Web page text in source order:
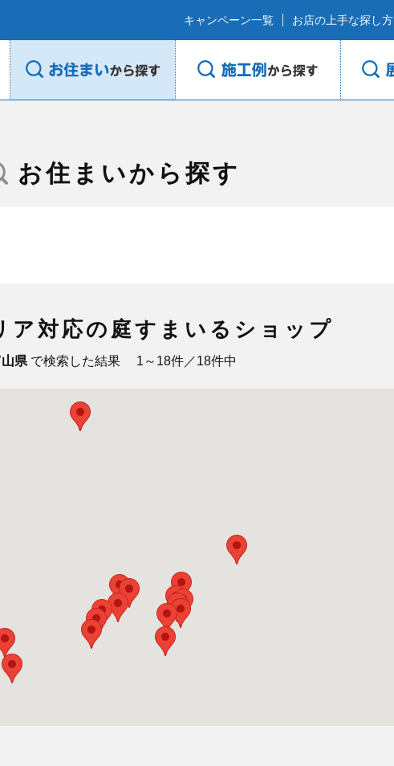
キャンペーン一覧 お店の上手な探し方
お住まいから探す
ア対応の庭すまいるショップ
県で検索した結果 1～18件／18件中